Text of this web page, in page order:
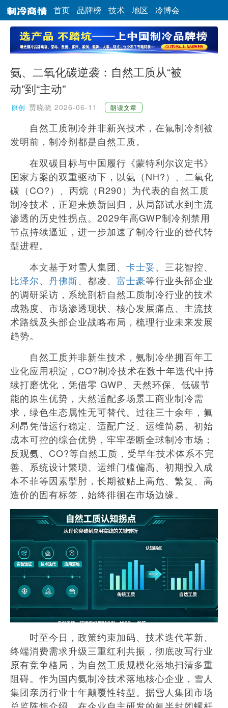
首页 品牌榜 技术 地区 冷博会
氨、二氧化碳逆袭：自然工质从“被
动”到“主动”
原创 贾晓晓 2026-06-11 朗读文章
自然工质制冷并非新兴技术，在氟制冷剂被
发明前，制冷剂都是自然工质。
在双碳目标与中国履行《蒙特利尔议定书》
国家方案的双重驱动下，以氨（NH?）、二氧化
碳（CO?）、丙烷（R290）为代表的自然工质
制冷技术，正迎来焕新回归，从局部试水到主流
渗透的历史性拐点。2029年高GWP制冷剂禁用
节点持续逼近，进一步加速了制冷行业的替代转
型进程。
本文基于对雪人集团、 卡士妥、三花智控、
比泽尔、 丹佛斯、都凌、 富士豪等行业头部企业
的调研采访，系统剖析自然工质制冷行业的技术
成熟度、市场渗透现状、核心发展痛点、主流技
术路线及头部企业战略布局，梳理行业未来发展
趋势。
自然工质并非新生技术，氨制冷坐拥百年工
业化应用积淀，CO?制冷技术在数十年迭代中持
续打磨优化，凭借零 GWP、天然环保、低碳节
能的原生优势，天然适配多场景工商业制冷需
求，绿色生态属性无可替代。过往三十余年，氟
利昂凭借运行稳定、适配广泛、运维简易、初始
成本可控的综合优势，牢牢垄断全球制冷市场；
反观氨、CO?等自然工质，受早年技术体系不完
善、系统设计繁琐、运维门槛偏高、初期投入成
本不菲等因素掣肘，长期被贴上高危、繁复、高
造价的固有标签，始终徘徊在市场边缘。
时至今日，政策约束加码、技术迭代革新、
终端消费需求升级三重红利共振，彻底改写行业
原有竞争格局，为自然工质规模化落地扫清多重
阻碍。作为国内氨制冷技术落地核心企业，雪人
集团亲历行业十年颠覆性转型。据雪人集团市场